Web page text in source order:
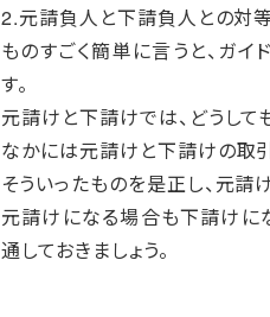
2.元請負人と下請負人との対
ものすごく簡単に言うと、ガ
す。
元請けと下請けでは、どうし
なかには元請けと下請けの取
そういったものを是正し、元
元請けになる場合も下請けに
通しておきましょう。